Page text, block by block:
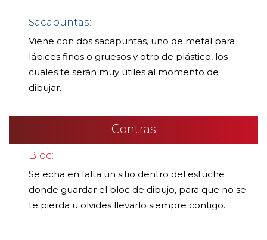
Sacapuntas:
Viene con dos sacapuntas, uno de metal para
lápices finos o gruesos y otro de plástico, los
cuales te serán muy útiles al momento de
dibujar.
Contras
Bloc:
Se echa en falta un sitio dentro del estuche
donde guardar el bloc de dibujo, para que no se
te pierda u olvides llevarlo siempre contigo.